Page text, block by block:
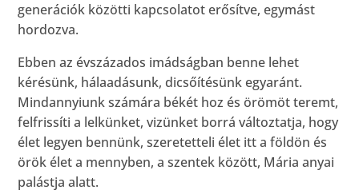
generációk közötti kapcsolatot erősítve, egymást
hordozva.
Ebben az évszázados imádságban benne lehet
kérésünk, hálaadásunk, dicsőítésünk egyaránt.
Mindannyiunk számára békét hoz és örömöt teremt,
felfrissíti a lelkünket, vizünket borrá változtatja, hogy
élet legyen bennünk, szeretetteli élet itt a földön és
örök élet a mennyben, a szentek között, Mária anyai
palástja alatt.